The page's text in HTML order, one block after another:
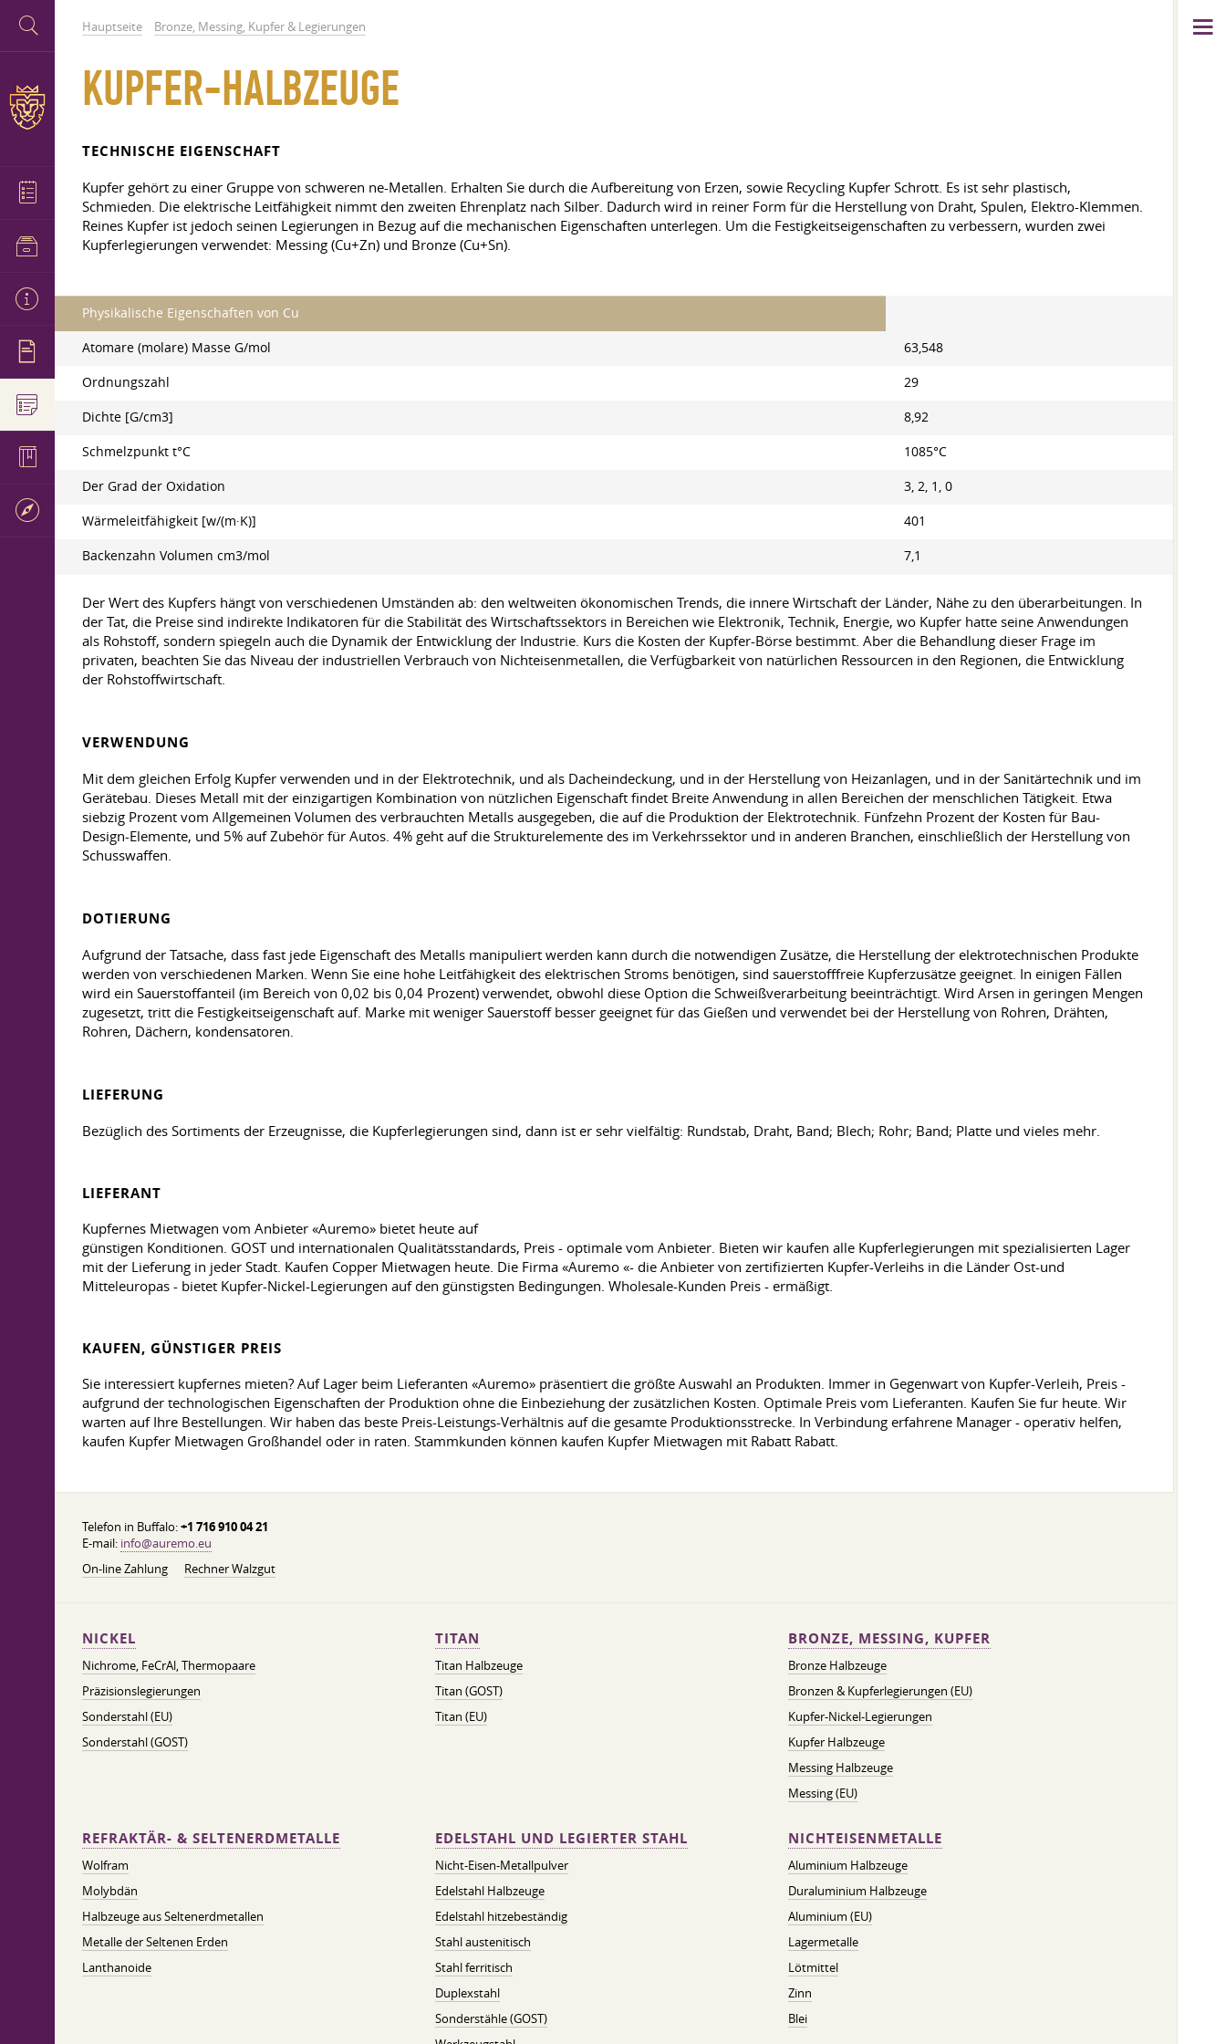
Hauptseite Bronze, Messing, Kupfer & Legierungen
KUPFER-HALBZEUGE
TECHNISCHE EIGENSCHAFT
Kupfer gehört zu einer Gruppe von schweren ne-Metallen. Erhalten Sie durch die Aufbereitung von Erzen, sowie Recycling Kupfer Schrott. Es ist sehr plastisch,
Schmieden. Die elektrische Leitfähigkeit nimmt den zweiten Ehrenplatz nach Silber. Dadurch wird in reiner Form für die Herstellung von Draht, Spulen, Elektro-Klemmen.
Reines Kupfer ist jedoch seinen Legierungen in Bezug auf die mechanischen Eigenschaften unterlegen. Um die Festigkeitseigenschaften zu verbessern, wurden zwei
Kupferlegierungen verwendet: Messing (Cu+Zn) und Bronze (Cu+Sn).
Physikalische Eigenschaften von Cu
Atomare (molare) Masse G/mol 63,548
Ordnungszahl 29
Dichte [G/cm3] 8,92
Schmelzpunkt t°C 1085°C
Der Grad der Oxidation 3, 2, 1, 0
Wärmeleitfähigkeit [w/(m·K)] 401
Backenzahn Volumen cm3/mol 7,1
Der Wert des Kupfers hängt von verschiedenen Umständen ab: den weltweiten ökonomischen Trends, die innere Wirtschaft der Länder, Nähe zu den überarbeitungen. In
der Tat, die Preise sind indirekte Indikatoren für die Stabilität des Wirtschaftssektors in Bereichen wie Elektronik, Technik, Energie, wo Kupfer hatte seine Anwendungen
als Rohstoff, sondern spiegeln auch die Dynamik der Entwicklung der Industrie. Kurs die Kosten der Kupfer-Börse bestimmt. Aber die Behandlung dieser Frage im
privaten, beachten Sie das Niveau der industriellen Verbrauch von Nichteisenmetallen, die Verfügbarkeit von natürlichen Ressourcen in den Regionen, die Entwicklung
der Rohstoffwirtschaft.
VERWENDUNG
Mit dem gleichen Erfolg Kupfer verwenden und in der Elektrotechnik, und als Dacheindeckung, und in der Herstellung von Heizanlagen, und in der Sanitärtechnik und im
Gerätebau. Dieses Metall mit der einzigartigen Kombination von nützlichen Eigenschaft findet Breite Anwendung in allen Bereichen der menschlichen Tätigkeit. Etwa
siebzig Prozent vom Allgemeinen Volumen des verbrauchten Metalls ausgegeben, die auf die Produktion der Elektrotechnik. Fünfzehn Prozent der Kosten für Bau-
Design-Elemente, und 5% auf Zubehör für Autos. 4% geht auf die Strukturelemente des im Verkehrssektor und in anderen Branchen, einschließlich der Herstellung von
Schusswaffen.
DOTIERUNG
Aufgrund der Tatsache, dass fast jede Eigenschaft des Metalls manipuliert werden kann durch die notwendigen Zusätze, die Herstellung der elektrotechnischen Produkte
werden von verschiedenen Marken. Wenn Sie eine hohe Leitfähigkeit des elektrischen Stroms benötigen, sind sauerstofffreie Kupferzusätze geeignet. In einigen Fällen
wird ein Sauerstoffanteil (im Bereich von 0,02 bis 0,04 Prozent) verwendet, obwohl diese Option die Schweißverarbeitung beeinträchtigt. Wird Arsen in geringen Mengen
zugesetzt, tritt die Festigkeitseigenschaft auf. Marke mit weniger Sauerstoff besser geeignet für das Gießen und verwendet bei der Herstellung von Rohren, Drähten,
Rohren, Dächern, kondensatoren.
LIEFERUNG
Bezüglich des Sortiments der Erzeugnisse, die Kupferlegierungen sind, dann ist er sehr vielfältig: Rundstab, Draht, Band; Blech; Rohr; Band; Platte und vieles mehr.
LIEFERANT
Kupfernes Mietwagen vom Anbieter «Auremo» bietet heute auf
günstigen Konditionen. GOST und internationalen Qualitätsstandards, Preis - optimale vom Anbieter. Bieten wir kaufen alle Kupferlegierungen mit spezialisierten Lager
mit der Lieferung in jeder Stadt. Kaufen Copper Mietwagen heute. Die Firma «Auremo «- die Anbieter von zertifizierten Kupfer-Verleihs in die Länder Ost-und
Mitteleuropas - bietet Kupfer-Nickel-Legierungen auf den günstigsten Bedingungen. Wholesale-Kunden Preis - ermäßigt.
KAUFEN, GÜNSTIGER PREIS
Sie interessiert kupfernes mieten? Auf Lager beim Lieferanten «Auremo» präsentiert die größte Auswahl an Produkten. Immer in Gegenwart von Kupfer-Verleih, Preis -
aufgrund der technologischen Eigenschaften der Produktion ohne die Einbeziehung der zusätzlichen Kosten. Optimale Preis vom Lieferanten. Kaufen Sie fur heute. Wir
warten auf Ihre Bestellungen. Wir haben das beste Preis-Leistungs-Verhältnis auf die gesamte Produktionsstrecke. In Verbindung erfahrene Manager - operativ helfen,
kaufen Kupfer Mietwagen Großhandel oder in raten. Stammkunden können kaufen Kupfer Mietwagen mit Rabatt Rabatt.
Telefon in Buffalo:+1 716 910 04 21
E-mail: info@auremo.eu
On-line Zahlung
Rechner Walzgut
NICKEL
Nichrome, FeСrAl, ​​Thermopaare
Präzisionslegierungen
Sonderstahl (EU)
Sonderstahl (GOST)
TITAN
Titan Halbzeuge
Titan (GOST)
Titan (EU)
BRONZE, MESSING, KUPFER
Bronze Halbzeuge
Bronzen & Kupferlegierungen (EU)
Kupfer-Nickel-Legierungen
Kupfer Halbzeuge
Messing Halbzeuge
Messing (EU)
REFRAKTÄR- & SELTENERDMETALLE
Wolfram
Molybdän
Halbzeuge aus Seltenerdmetallen
Metalle der Seltenen Erden
Lanthanoide
EDELSTAHL UND LEGIERTER STAHL
Nicht-Eisen-Metallpulver
Edelstahl Halbzeuge
Edelstahl hitzebeständig
Stahl austenitisch
Stahl ferritisch
Duplexstahl
Sonderstähle (GOST)
NICHTEISENMETALLE
Aluminium Halbzeuge
Duraluminium Halbzeuge
Aluminium (EU)
Lagermetalle
Lötmittel
Zinn
Blei